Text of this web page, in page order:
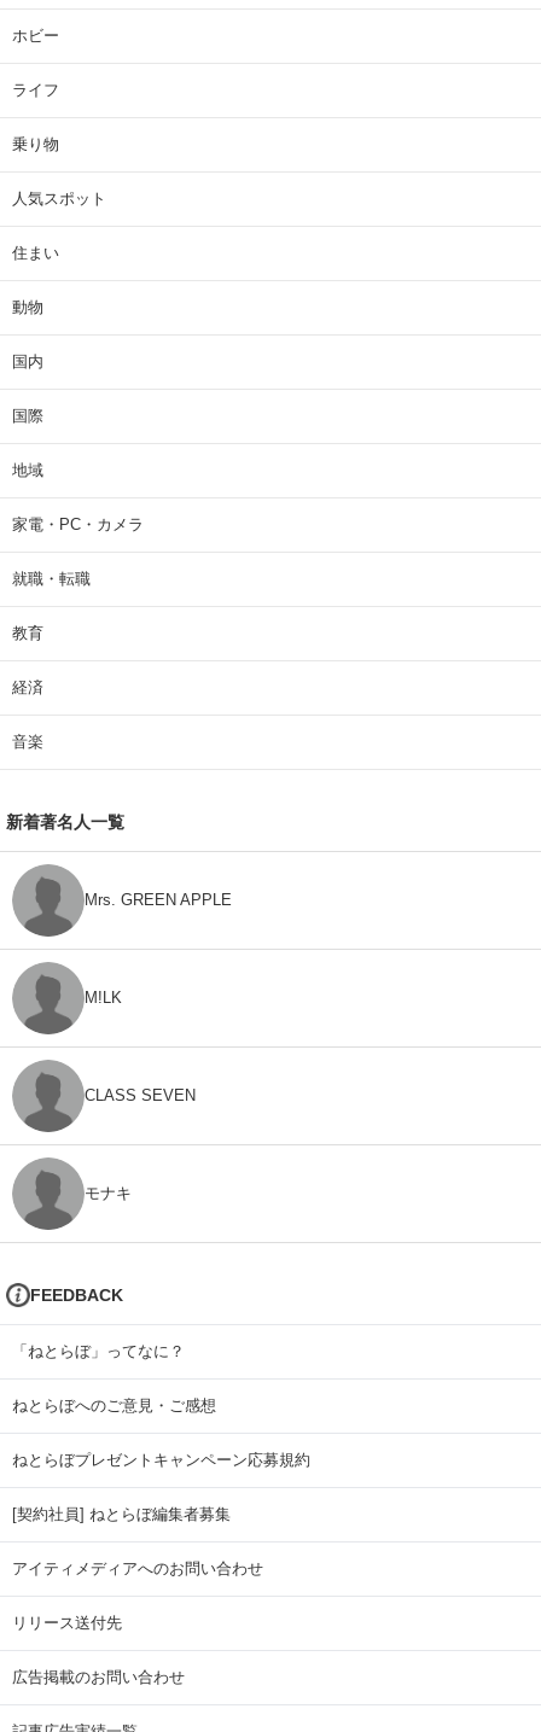
ホビー
ライフ
乗り物
人気スポット
住まい
動物
国内
国際
地域
家電・PC・カメラ
就職・転職
教育
経済
音楽
新着著名人一覧
Mrs. GREEN APPLE
M!LK
CLASS SEVEN
モナキ
FEEDBACK
「ねとらぼ」ってなに？
ねとらぼへのご意見・ご感想
ねとらぼプレゼントキャンペーン応募規約
[契約社員] ねとらぼ編集者募集
アイティメディアへのお問い合わせ
リリース送付先
広告掲載のお問い合わせ